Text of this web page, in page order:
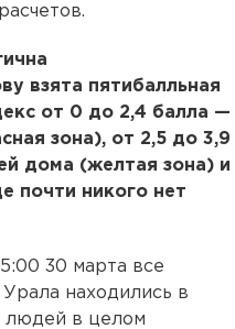
взята пятибалльная
от 0 до 2,4 балла —
зона), от 2,5 до 3,9
дома (желтая зона) и
почти никого нет
30 марта все
находились в
людей в целом